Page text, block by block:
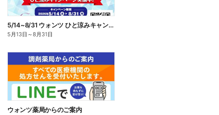
5/14~8/31 ウォンツ ひと涼みキャンペーン
5月13日 ～8月31日
ウォンツ薬局からのご案内